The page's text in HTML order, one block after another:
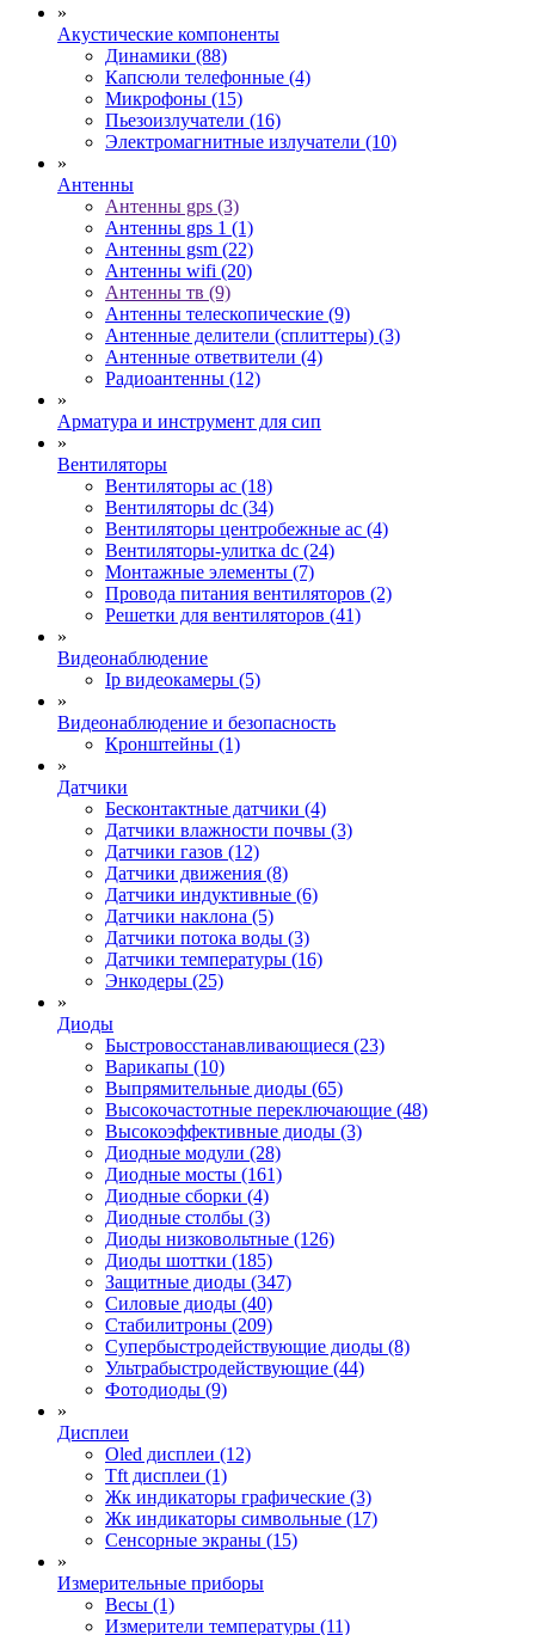
»
Акустические компоненты
Динамики (88)
Капсюли телефонные (4)
Микрофоны (15)
Пьезоизлучатели (16)
Электромагнитные излучатели (10)
»
Антенны
Антенны gps (3)
Антенны gps 1 (1)
Антенны gsm (22)
Антенны wifi (20)
Антенны тв (9)
Антенны телескопические (9)
Антенные делители (сплиттеры) (3)
Антенные ответвители (4)
Радиоантенны (12)
»
Арматура и инструмент для сип
»
Вентиляторы
Вентиляторы ac (18)
Вентиляторы dc (34)
Вентиляторы центробежные ac (4)
Вентиляторы-улитка dc (24)
Монтажные элементы (7)
Провода питания вентиляторов (2)
Решетки для вентиляторов (41)
»
Видеонаблюдение
Ip видеокамеры (5)
»
Видеонаблюдение и безопасность
Кронштейны (1)
»
Датчики
Бесконтактные датчики (4)
Датчики влажности почвы (3)
Датчики газов (12)
Датчики движения (8)
Датчики индуктивные (6)
Датчики наклона (5)
Датчики потока воды (3)
Датчики температуры (16)
Энкодеры (25)
»
Диоды
Быстровосстанавливающиеся (23)
Варикапы (10)
Выпрямительные диоды (65)
Высокочастотные переключающие (48)
Высокоэффективные диоды (3)
Диодные модули (28)
Диодные мосты (161)
Диодные сборки (4)
Диодные столбы (3)
Диоды низковольтные (126)
Диоды шоттки (185)
Защитные диоды (347)
Силовые диоды (40)
Стабилитроны (209)
Супербыстродействующие диоды (8)
Ультрабыстродействующие (44)
Фотодиоды (9)
»
Дисплеи
Oled дисплеи (12)
Tft дисплеи (1)
Жк индикаторы графические (3)
Жк индикаторы символьные (17)
Сенсорные экраны (15)
»
Измерительные приборы
Весы (1)
Измерители температуры (11)